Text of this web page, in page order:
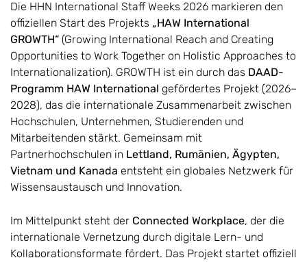
Die HHN International Staff Weeks 2026 markieren den
offiziellen Start des Projekts „HAW International
GROWTH“ (Growing International Reach and Creating
Opportunities to Work Together on Holistic Approaches to
Internationalization). GROWTH ist ein durch das DAAD-
Programm HAW International gefördertes Projekt (2026–
2028), das die internationale Zusammenarbeit zwischen
Hochschulen, Unternehmen, Studierenden und
Mitarbeitenden stärkt. Gemeinsam mit
Partnerhochschulen in Lettland, Rumänien, Ägypten,
Vietnam und Kanada entsteht ein globales Netzwerk für
Wissensaustausch und Innovation.
Im Mittelpunkt steht der Connected Workplace, der die
internationale Vernetzung durch digitale Lern- und
Kollaborationsformate fördert. Das Projekt startet offiziell